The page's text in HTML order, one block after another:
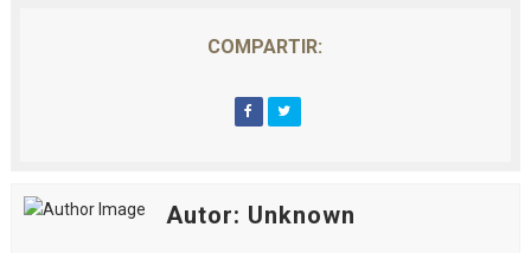
COMPARTIR:
Autor: Unknown